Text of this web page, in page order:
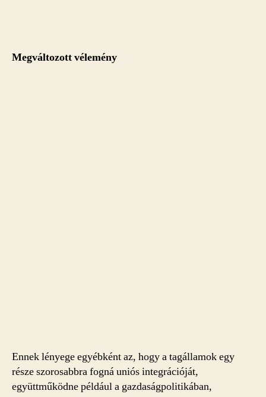
Megváltozott vélemény
Ennek lényege egyébként az, hogy a tagállamok egy
része szorosabbra fogná uniós integrációját,
együttműködne például a gazdaságpolitikában,